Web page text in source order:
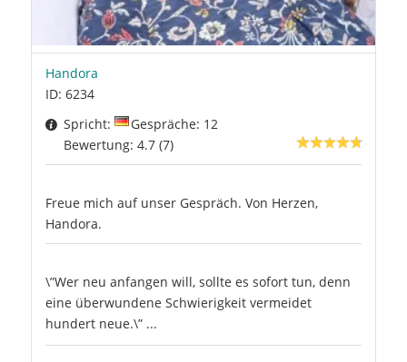
Handora
ID: 6234
Spricht:
Gespräche: 12
Bewertung: 4.7 (7)
Freue mich auf unser Gespräch. Von Herzen,
Handora.
\”Wer neu anfangen will, sollte es sofort tun, denn
eine überwundene Schwierigkeit vermeidet
hundert neue.\” ...